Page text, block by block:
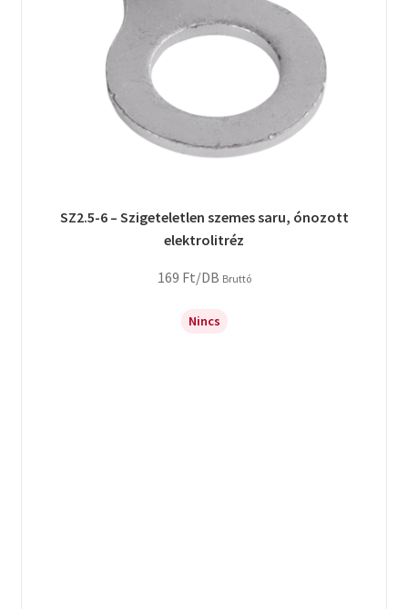
SZ2.5-6 – Szigeteletlen szemes saru, ónozott
elektrolitréz
169 Ft/DB Bruttó
Nincs